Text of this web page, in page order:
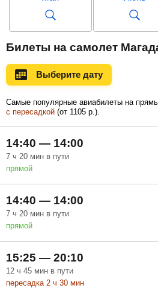
Сентябрь
Ноябрь
Билеты на самолет
Выберите дату
Самые популярные авиабилеты на
с пересадкой (от 1105 р. ).
14:40 — 14:00
7 ч 20 мин в пути
прямой
14:40 — 14:00
7 ч 20 мин в пути
прямой
15:25 — 20:10
12 ч 45 мин в пути
пересадка 2 ч 30 мин